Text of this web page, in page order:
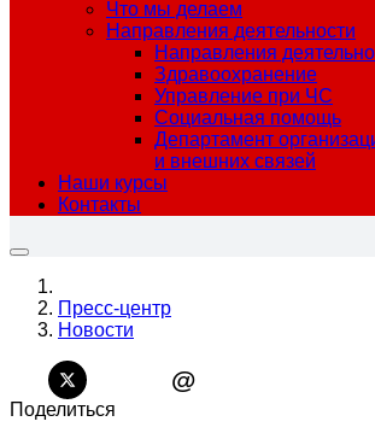
Что мы делаем
Направления деятельности
Направления
Здравоохранение
Управление при ЧС
Социальная помощь
Департамент
и внешних связей
Наши курсы
Контакты
Пресс-центр
Новости
@
Поделиться